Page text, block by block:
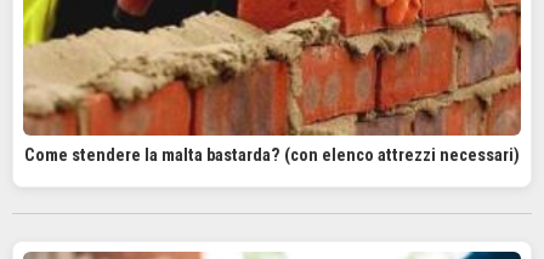
Come stendere la malta bastarda? (con elenco attrezzi necessari)